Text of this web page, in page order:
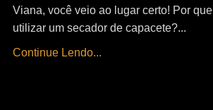
Viana, você veio ao lugar certo! Por que
utilizar um secador de capacete?...
Continue Lendo...